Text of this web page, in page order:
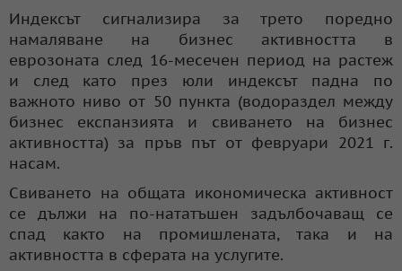
Индексът сигнализира за трето поредно
намаляване на бизнес активността в
еврозоната след 16-месечен период на растеж
и след като през юли индексът падна по
важното ниво от 50 пункта (водораздел между
бизнес експанзията и свиването на бизнес
активността) за пръв път от февруари 2021 г.
насам.
Свиването на общата икономическа активност
се дължи на по-нататъшен задълбочаващ се
спад както на промишлената, така и на
активността в сферата на услугите.